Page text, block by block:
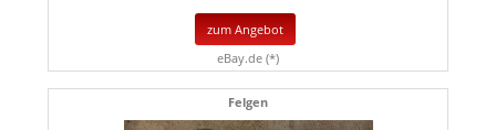
zum Angebot
eBay.de (*)
Felgen